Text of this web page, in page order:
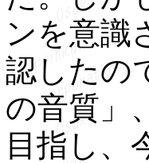
ンを意識
認したの
の音質」
目指し、